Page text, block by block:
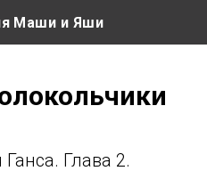
Маши и Яши
Глава 2.